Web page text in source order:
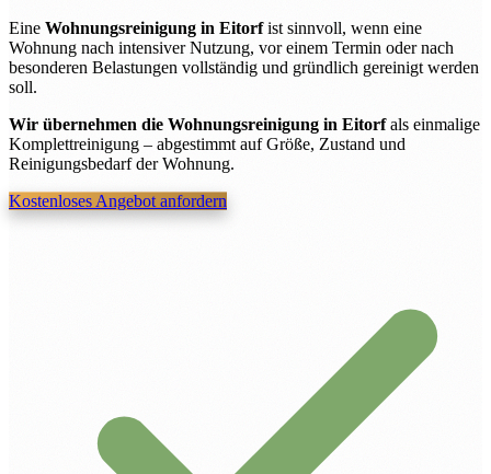
Eine Wohnungsreinigung in Eitorfist sinnvoll, wenn eine
Wohnung nach intensiver Nutzung, vor einem Termin oder nach
besonderen Belastungen vollständig und gründlich gereinigt werden
soll.
Wir übernehmen die Wohnungsreinigung in Eitorfals einmalige
Komplettreinigung – abgestimmt auf Größe, Zustand und
Reinigungsbedarf der Wohnung.
Kostenloses Angebot anfordern